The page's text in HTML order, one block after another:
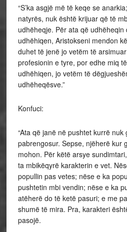
“S’ka asgjë më të keqe se
natyrës, nuk është krijuar që të
udhëheqje. Për ata që udhëheqin
udhëhiqen, Aristokseni mendon
duhet të jenë jo vetëm të
profesionin e tyre, por edhe miq
udhëhiqen, jo vetëm të
udhëheqësve.”
Konfuci:
“Ata që janë në pushtet kurrë
pabrengosur. Sepse, njëherë kur
mohon. Për këtë arsye
ta mbikëqyrë karakterin e vet.
popullin pas vetes; nëse e ka
pushtetin mbi vendin; nëse e ka
atëherë do të ketë pasuri; e me
shumë të mira. Pra, karakteri
pasojë.